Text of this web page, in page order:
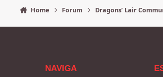
Home Forum Dragons’ Lair
NAVIGA